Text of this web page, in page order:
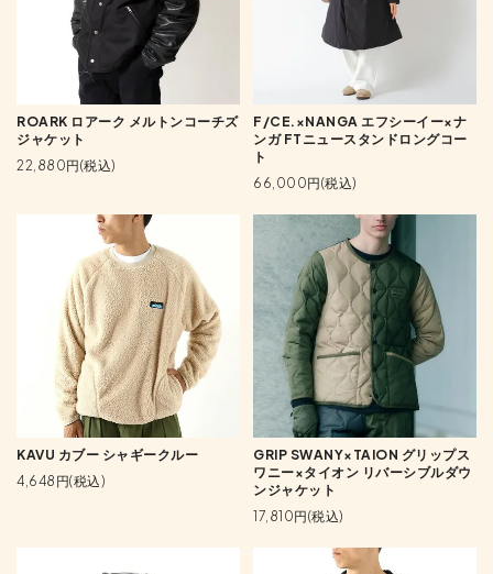
ROARK ロアーク メルトンコーチズ
ジャケット
22,880円(税込)
F/CE.×NANGA エフシーイー×ナ
ンガ FTニュースタンドロングコー
ト
66,000円(税込)
KAVU カブー シャギークルー
4,648円(税込)
GRIP SWANY×TAION グリップス
ワニー×タイオン リバーシブルダウ
ンジャケット
17,810円(税込)